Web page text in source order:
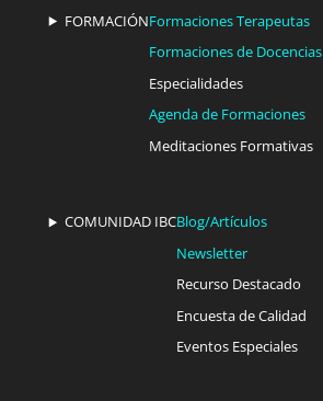
FORMACIÓNFormaciones Terapeutas
Formaciones de Docencias
Especialidades
Agenda de Formaciones
Meditaciones Formativas
COMUNIDAD IBCBlog/Artículos
Newsletter
Recurso Destacado
Encuesta de Calidad
Eventos Especiales